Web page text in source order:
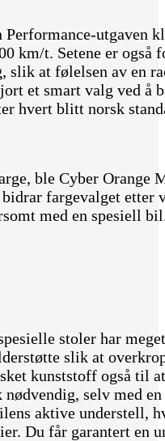
utgaven
km/t. Setene er
slik at følelsen av en
et smart valg ved å
hvert blitt norsk
ble Cyber Orange
fargevalget etter
med en spesiell
stoler har
slik at
kunststoff også til
selv med
aktive understell,
Du får garantert en